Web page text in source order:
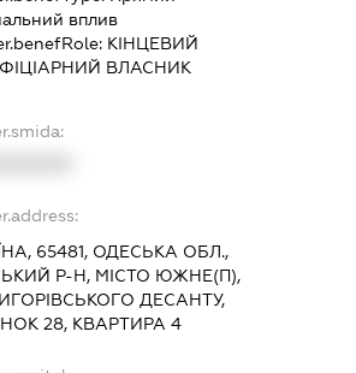
вплив
КІНЦЕВИЙ
ВЛАСНИК
65481, ОДЕСЬКА ОБЛ.,
Р-Н, МІСТО ЮЖНЕ(П),
ДЕСАНТУ,
28, КВАРТИРА 4